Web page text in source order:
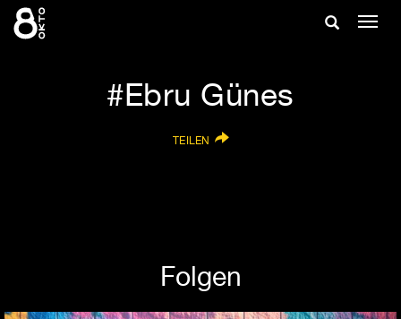
Zum
Inhalt
Suche
Ebru Günes
TEILEN
Folgen